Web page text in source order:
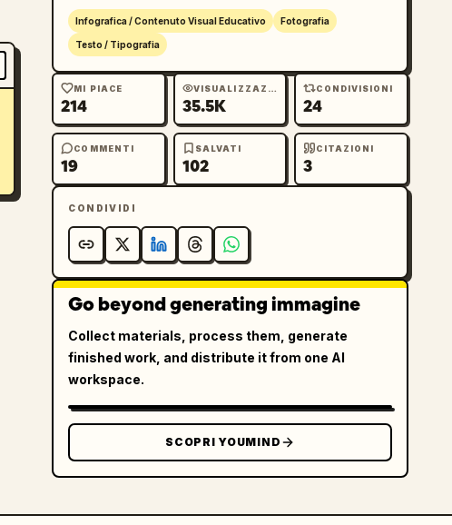
Infografica / Contenuto Visual Educativo Fotografia
Testo / Tipografia
MI PIACE
214
VISUALIZZAZIONI
35.5K
CONDIVISIONI
24
COMMENTI
19
SALVATI
102
CITAZIONI
3
CONDIVIDI
Go beyond generating immagine
Collect materials, process them, generate
finished work, and distribute it from one AI
workspace.
SCOPRI YOUMIND